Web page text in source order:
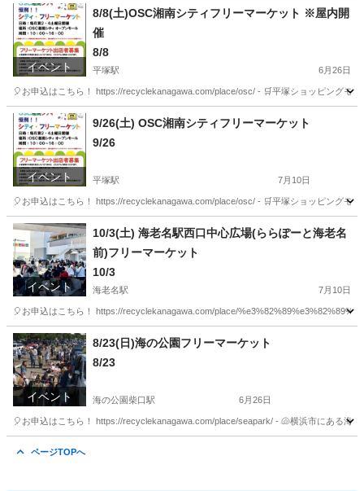
神奈川 平塚市 平塚駅 フリーマーケット
イベント
8/8(土)OSC湘南シティフリーマーケット ※屋内開
催
8/8
平塚駅 6月26日
🎈お申込はこちら！ https://recyclekanagawa.com/place/osc/ - 🛒平塚ショッピングモ
神奈川 平塚市 平塚駅 フリーマーケット
イベント
9/26(土) OSC湘南シティフリーマーケット
9/26
平塚駅 7月10日
🎈お申込はこちら！ https://recyclekanagawa.com/place/osc/ - 🛒平塚ショッピングモ
神奈川 平塚市 平塚駅 フリーマーケット 会場
イベント
10/3(土) 海老名駅西口中心広場(ららぽーと海老名
前)フリーマーケット
10/3
海老名駅 7月10日
🎈お申込はこちら！ https://recyclekanagawa.com/place/
神奈川 海老名市 海老名駅 フリーマーケット
イベント
8/23(日)海の公園フリーマーケット
8/23
海の公園柴口駅 6月26日
🎈お申込はこちら！ https://recyclekanagawa.com/place/seapark/ - 🐚横浜市にある海
ページTOPへ